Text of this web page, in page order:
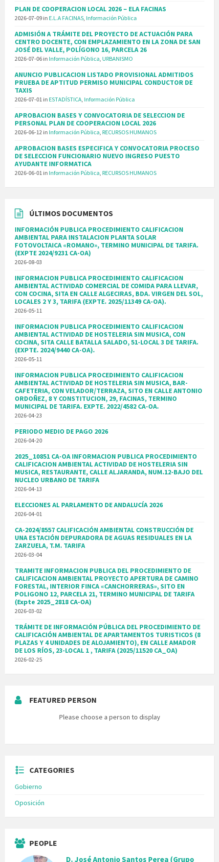
PLAN DE COOPERACION LOCAL 2026 – ELA FACINAS
2026-07-09 in E.L.A FACINAS, Información Pública
ADMISIÓN A TRÁMITE DEL PROYECTO DE ACTUACIÓN PARA
CENTRO DOCENTE, CON EMPLAZAMIENTO EN LA ZONA DE SAN
JOSÉ DEL VALLE, POLÍGONO 16, PARCELA 26
2026-07-06 in Información Pública, URBANISMO
ANUNCIO PUBLICACION LISTADO PROVISIONAL ADMITIDOS
PRUEBA DE APTITUD PERMISO MUNICIPAL CONDUCTOR DE
TAXIS
2026-07-01 in ESTADÍSTICA, Información Pública
APROBACION BASES Y CONVOCATORIA DE SELECCION DE
PERSONAL PLAN DE COOPERACION LOCAL 2026
2026-06-12 in Información Pública, RECURSOS HUMANOS
APROBACION BASES ESPECIFICA Y CONVOCATORIA PROCESO
DE SELECCION FUNCIONARIO NUEVO INGRESO PUESTO
AYUDANTE INFORMATICA
2026-06-01 in Información Pública, RECURSOS HUMANOS
ÚLTIMOS DOCUMENTOS
INFORMACIÓN PUBLICA PROCEDIMIENTO CALIFICACION
AMBIENTAL PARA INSTALACION PLANTA SOLAR
FOTOVOLTAICA «ROMANO», TERMINO MUNICIPAL DE TARIFA.
(EXPTE 2024/9231 CA-OA)
2026-08-03
INFORMACION PUBLICA PROCEDIMIENTO CALIFICACION
AMBIENTAL ACTIVIDAD COMERCIAL DE COMIDA PARA LLEVAR,
CON COCINA, SITA EN CALLE ALGECIRAS, BDA. VIRGEN DEL SOL,
LOCALES 2 Y 3, TARIFA (EXPTE. 2025/11349 CA-OA).
2026-05-11
INFORMACION PUBLICA PROCEDIMIENTO CALIFICACION
AMBIENTAL ACTIVIDAD DE HOSTELERIA SIN MUSICA, CON
COCINA, SITA CALLE BATALLA SALADO, 51-LOCAL 3 DE TARIFA.
(EXPTE. 2024/9440 CA-OA).
2026-05-11
INFORMACION PUBLICA PROCEDIMIENTO CALIFICACION
AMBIENTAL ACTIVIDAD DE HOSTELERIA SIN MUSICA, BAR-
CAFETERIA, CON VELADOR/TERRAZA, SITO EN CALLE ANTONIO
ORDOÑEZ, 8 Y CONSTITUCION, 29, FACINAS, TERMINO
MUNICIPAL DE TARIFA. EXPTE. 2022/4582 CA-OA.
2026-04-23
PERIODO MEDIO DE PAGO 2026
2026-04-20
2025_10851 CA-OA INFORMACION PUBLICA PROCEDIMIENTO
CALIFICACION AMBIENTAL ACTIVIDAD DE HOSTELERIA SIN
MUSICA, RESTAURANTE, CALLE ALJARANDA, NUM.12-BAJO DEL
NUCLEO URBANO DE TARIFA
2026-04-13
ELECCIONES AL PARLAMENTO DE ANDALUCÍA 2026
2026-04-01
CA-2024/8557 CALIFICACIÓN AMBIENTAL CONSTRUCCIÓN DE
UNA ESTACIÓN DEPURADORA DE AGUAS RESIDUALES EN LA
ZARZUELA, T.M. TARIFA
2026-03-04
TRAMITE INFORMACION PUBLICA DEL PROCEDIMIENTO DE
CALIFICACION AMBIENTAL PROYECTO APERTURA DE CAMINO
FORESTAL, INTERIOR FINCA «CANCHORRERAS», SITO EN
POLIGONO 12, PARCELA 21, TERMINO MUNICIPAL DE TARIFA
(Expte 2025_2818 CA-OA)
2026-03-02
TRÁMITE DE INFORMACIÓN PÚBLICA DEL PROCEDIMIENTO DE
CALIFICACIÓN AMBIENTAL DE APARTAMENTOS TURISTICOS (8
PLAZAS Y 4 UNIDADES DE ALOJAMIENTO), EN CALLE AMADOR
DE LOS RÍOS, 23-LOCAL 1 , TARIFA (2025/11520 CA_OA)
2026-02-25
FEATURED PERSON
Please choose a person to display
CATEGORIES
Gobierno
Oposición
PEOPLE
D. José Antonio Santos Perea (Grupo